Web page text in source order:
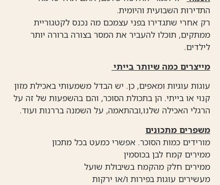
התדירות השבועית והיומית.
רק אחרי שתגדירו בפני עצמכם מה נכנס לקטגוריית
ממתקים, תוכלו להעביר את המסר בצורה ברורה יותר
לילדים.
מייצרים כמה שיותר בייתי
עוגות עוגיות ומאפים, כן. יש הבדל משמעותי באכילת מזון
קנוי או בייתי. הן בתכולת הסוכר, והם בהשפעות של זה על
הרגלי האכילה שלנו,ובהתאמה, על השמנה בררנות ועוד.
משפרים מתכונים
מורידים כמות הסוכר. אפשרי כמעט בכל מתכון
ממירים קמח לבן בכוסמין
ממירים חלק מהקמח בשיבולת שועל
מעשירים עוגות בפירות ו/או ירקות